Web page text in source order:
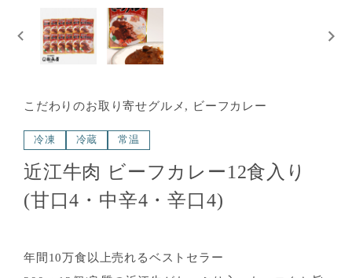
こだわりのお取り寄せグルメ, ビーフカレー
冷凍 冷蔵 常温
近江牛肉 ビーフカレー12食入り
(甘口4・中辛4・辛口4)
年間10万食以上売れるベストセラー